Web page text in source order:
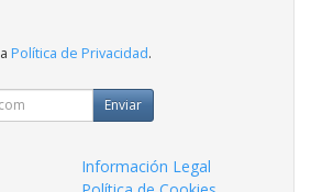
Política de Privacidad.
Enviar
Información Legal